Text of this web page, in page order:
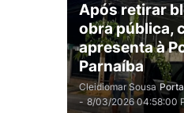
Após retirar
obra pública,
apresenta à
Parnaíba
Cleidiomar Sousa
- 8/03/2026 04:58:00